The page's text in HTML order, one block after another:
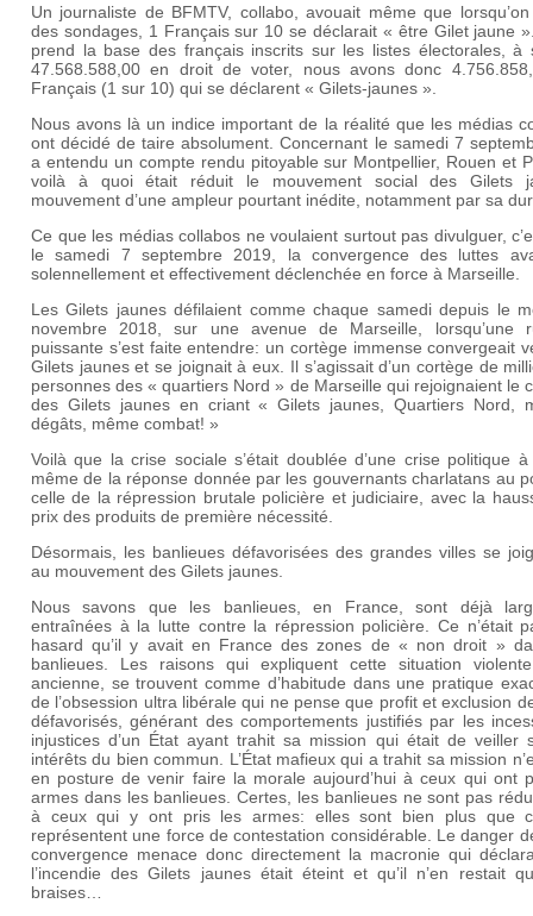
Un journaliste de BFMTV, collabo, avouait même que
des sondages, 1 Français sur 10 se déclarait « être Gilet jaune
prend la base des français inscrits sur les listes électorales, à
47.568.588,00 en droit de voter, nous avons donc
Français (1 sur 10) qui se déclarent « Gilets-jaunes ».
Nous avons là un indice important de la réalité que les médias
ont décidé de taire absolument. Concernant le samedi 7
a entendu un compte rendu pitoyable sur Montpellier, Rouen et
voilà à quoi était réduit le mouvement social des Gilets
mouvement d’une ampleur pourtant inédite, notamment par sa
Ce que les médias collabos ne voulaient surtout pas divulguer,
le samedi 7 septembre 2019, la convergence des luttes
solennellement et effectivement déclenchée en force à Marseille.
Les Gilets jaunes défilaient comme chaque samedi depuis le
novembre 2018, sur une avenue de Marseille, lorsqu’une
puissante s’est faite entendre: un cortège immense convergeait
Gilets jaunes et se joignait à eux. Il s’agissait d’un cortège de
personnes des « quartiers Nord » de Marseille qui rejoignaient le
des Gilets jaunes en criant « Gilets jaunes, Quartiers Nord,
dégâts, même combat! »
Voilà que la crise sociale s’était doublée d’une crise politique à
même de la réponse donnée par les gouvernants charlatans au
celle de la répression brutale policière et judiciaire, avec la
prix des produits de première nécessité.
Désormais, les banlieues défavorisées des grandes villes se
au mouvement des Gilets jaunes.
Nous savons que les banlieues, en France, sont déjà
entraînées à la lutte contre la répression policière. Ce n’était
hasard qu’il y avait en France des zones de « non droit »
banlieues. Les raisons qui expliquent cette situation
ancienne, se trouvent comme d’habitude dans une pratique
de l’obsession ultra libérale qui ne pense que profit et exclusion
défavorisés, générant des comportements justifiés par les
injustices d’un État ayant trahit sa mission qui était de veiller
intérêts du bien commun. L’État mafieux qui a trahit sa mission
en posture de venir faire la morale aujourd’hui à ceux qui ont
armes dans les banlieues. Certes, les banlieues ne sont pas
à ceux qui y ont pris les armes: elles sont bien plus que
représentent une force de contestation considérable. Le danger
convergence menace donc directement la macronie qui
l’incendie des Gilets jaunes était éteint et qu’il n’en restait
braises…